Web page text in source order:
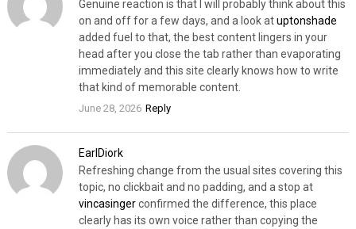
Genuine reaction is that I will probably think about this
on and off for a few days, and a look atuptonshade
added fuel to that, the best content lingers in your
head after you close the tab rather than evaporating
immediately and this site clearly knows how to write
that kind of memorable content.
June 28, 2026 Reply
EarlDiork
Refreshing change from the usual sites covering this
topic, no clickbait and no padding, and a stop at
vincasingerconfirmed the difference, this place
clearly has its own voice rather than copying the